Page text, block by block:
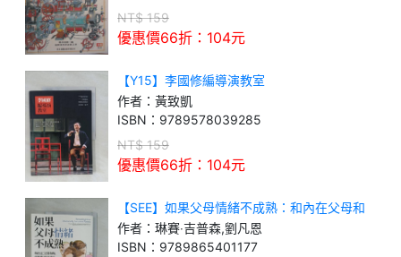
NT$159
優惠價66折： 104元
【Y15】李國修編導演教室
作者： 黃致凱
ISBN： 9789578039285
NT$159
優惠價66折： 104元
【SEE】如果父母情緒不成熟：和內在父母和
解，從假性孤兒邁向情感獨立的大人
作者： 琳賽‧吉普森,劉凡恩
ISBN： 9789865401177